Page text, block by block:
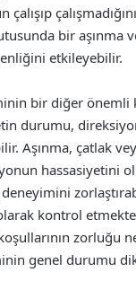
bir aşınma
etkileyebilir.
bir diğer önemli
durumu,
Aşınma, çatlak
hassasiyetini
kontrol etmekte
zorluğu
genel durumu